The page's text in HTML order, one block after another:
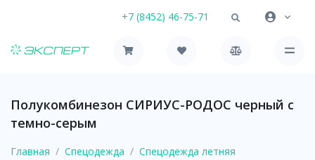
+7 (8452) 46-75-71
Полукомбинезон СИРИУС-РОДОС черный с
темно-серым
Главная Спецодежда Спецодежда летняя